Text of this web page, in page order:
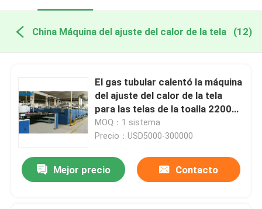
China Máquina del ajuste del calor de la tela (12)
El gas tubular calentó la máquina
del ajuste del calor de la tela
para las telas de la toalla 2200m
m
MOQ：1 sistema
Precio：USD5000-300000
Mejor precio Contacto